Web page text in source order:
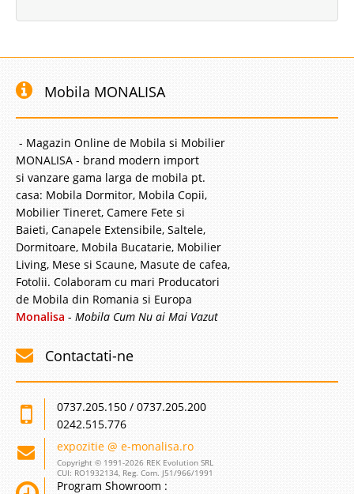
Mobila MONALISA
- Magazin Online de Mobila si Mobilier
MONALISA - brand modern import
si vanzare gama larga de mobila pt.
casa: Mobila Dormitor, Mobila Copii,
Mobilier Tineret, Camere Fete si
Baieti, Canapele Extensibile, Saltele,
Dormitoare, Mobila Bucatarie, Mobilier
Living, Mese si Scaune, Masute de cafea,
Fotolii. Colaboram cu mari Producatori
de Mobila din Romania si Europa
Monalisa - Mobila Cum Nu ai Mai Vazut
Contactati-ne
0737.205.150 / 0737.205.200
0242.515.776
expozitie @ e-monalisa.ro
Copyright © 1991-2026 REK Evolution SRL
CUI: RO1932134, Reg. Com. J51/966/1991
Program Showroom :